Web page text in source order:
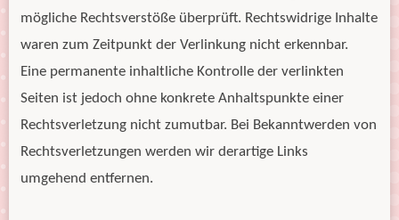
mögliche Rechtsverstöße überprüft. Rechtswidrige Inhalte
waren zum Zeitpunkt der Verlinkung nicht erkennbar.
Eine permanente inhaltliche Kontrolle der verlinkten
Seiten ist jedoch ohne konkrete Anhaltspunkte einer
Rechtsverletzung nicht zumutbar. Bei Bekanntwerden von
Rechtsverletzungen werden wir derartige Links
umgehend entfernen.